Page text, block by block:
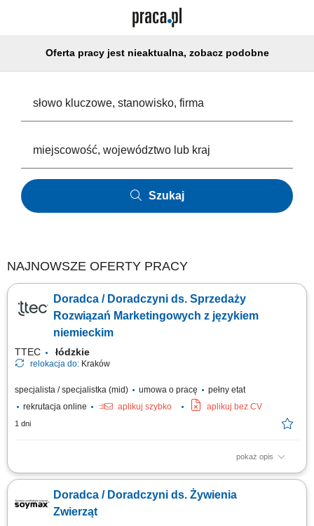
Oferta pracy jest nieaktualna, zobacz podobne
Szukaj
NAJNOWSZE OFERTY PRACY
Doradca / Doradczyni ds. Sprzedaży
Rozwiązań Marketingowych z językiem
niemieckim
TTEC łódzkie
relokacja do: Kraków
specjalista / specjalistka (mid) umowa o pracę
pełny etat
rekrutacja online
aplikuj szybko aplikuj bez CV
1 dni
pokaż opis
Opis stanowiska prowadzenie konsultacji z klientami i rozwijanie
zwiększających skuteczność kampanii reklamowych, analizowanie
wyników marketingowych oraz proponowanie nowych możliwości
Doradca / Doradczyni ds. Żywienia
Zwierząt